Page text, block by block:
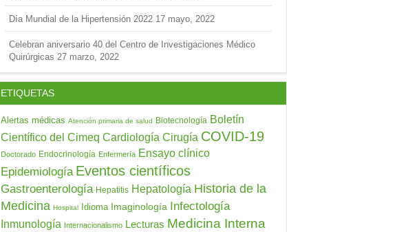
Día Mundial de la Hipertensión 2022 17 mayo, 2022
Celebran aniversario 40 del Centro de Investigaciones Médico
Quirúrgicas 27 marzo, 2022
ETIQUETAS
Alertas médicas Atención primaria de salud Biotecnología Boletín
Científico del Cimeq Cardiología Cirugía COVID-19
Doctorado Endocrinología Enfermería Ensayo clínico
Epidemiología Eventos científicos
Gastroenterología Hepatitis Hepatología Historia de la
Medicina Hospital Idioma Imaginología Infectología
Inmunología Internacionalismo Lecturas Medicina Interna